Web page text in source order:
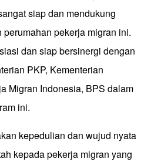
siap dan mendukung
pekerja migran ini.
dan siap bersinergi dengan
PKP, Kementerian
Migran Indonesia, BPS dalam
ini.
kepedulian dan wujud nyata
kepada pekerja migran yang